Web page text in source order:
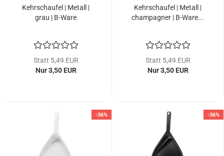
Kehrschaufel | Metall |
grau | B-Ware
Statt 5,49 EUR
Nur 3,50 EUR
Kehrschaufel | Metall |
champagner | B-Ware...
Statt 5,49 EUR
Nur 3,50 EUR
-36% -36%